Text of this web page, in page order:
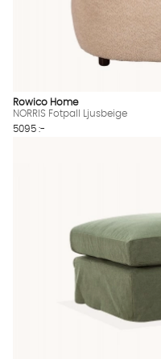
Rowico Home
NORRIS Fotpall Ljusbeige
5095 :-